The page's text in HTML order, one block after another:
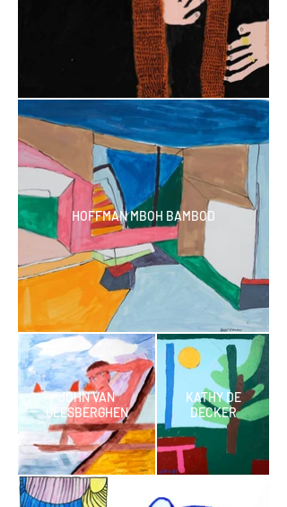
HOFFMAN MBOH BAMBOD
JOHN VAN
GEESBERGHEN
KATHY DE
DECKER